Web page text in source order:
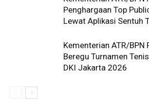
Penghargaan Top
Lewat Aplikasi Sentuh
Kementerian ATR/BPN
Beregu Turnamen
DKI Jakarta 2026